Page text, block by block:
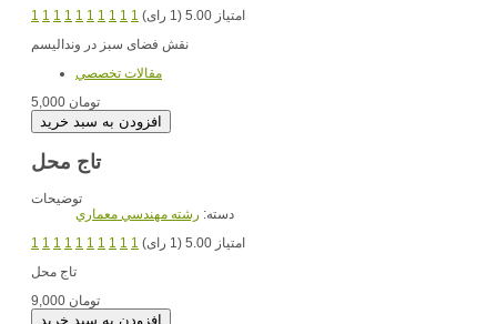
1 1 1 1 1 1 1 1 1 1
امتیاز 5.00 (1 رای)
نقش فضای سبز در وندالیسم
مقالات تخصصي
5,000 تومان
تاج محل
توضیحات
دسته: رشته مهندسي معماري
1 1 1 1 1 1 1 1 1 1
امتیاز 5.00 (1 رای)
تاج محل
9,000 تومان